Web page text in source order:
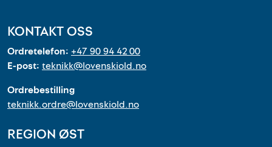
KONTAKT OSS
Ordretelefon: +47 90 94 42 00
E-post: teknikk@lovenskiold.no
Ordrebestilling
teknikk.ordre@lovenskiold.no
REGION ØST